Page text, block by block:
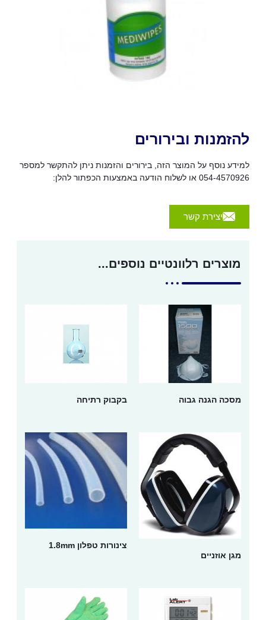
להזמנות ובירורים
למידע נוסף על המוצר הזה, בירורים והזמנות ניתן להתקשר למספר
054-4570926 או לשלוח הודעה באמצעות הכפתור להלן:
יצירת קשר
מוצרים רלוונטיים נוספים...
מסכה הגנה גבוה בקבוק רתיחה
מגן אוזניים
צינורות טפלון 1.8mm